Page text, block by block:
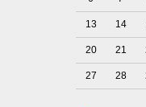
13 14
20 21
27 28